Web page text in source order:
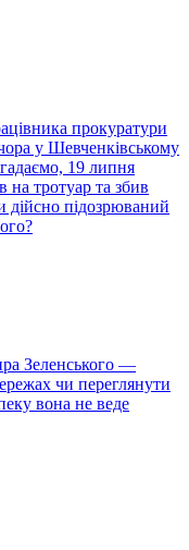
прокуратури
у Шевченківському
19 липня
на тротуар та збив
дійсно підозрюваний
Зеленського —
чи переглянути
вона не веде